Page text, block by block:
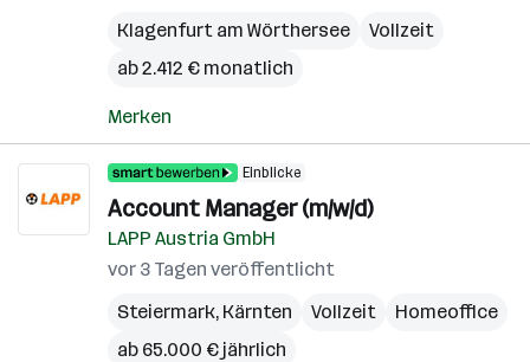
Klagenfurt am Wörthersee
Vollzeit
ab 2.412 € monatlich
Merken
Einblicke
Account Manager (m/w/d)
LAPP Austria GmbH
vor 3 Tagen veröffentlicht
Steiermark, Kärnten Vollzeit
Homeoffice
ab 65.000 € jährlich